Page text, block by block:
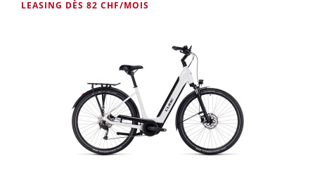
LEASING DÈS 82 CHF/MOIS